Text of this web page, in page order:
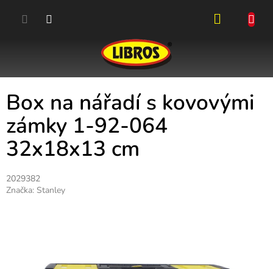
Box na nářadí s kovovými
zámky 1-92-064
32x18x13 cm
2029382
Značka: Stanley